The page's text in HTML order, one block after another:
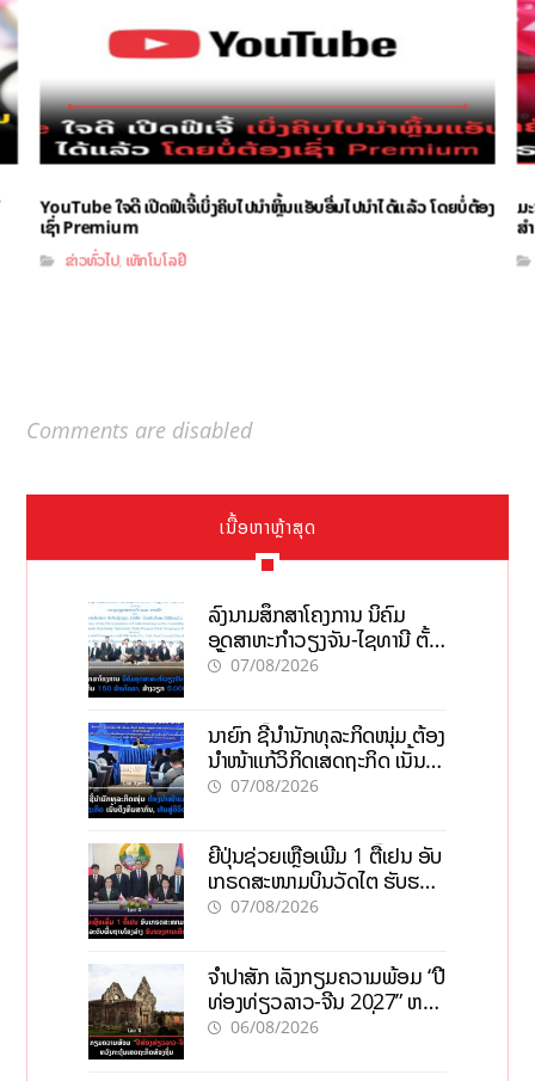
YouTube ໃຈດີ ເປີດຟີເຈີ້ເບິ່ງຄິບໄປນຳຫຼິ້ນແອັບອື່ນໄປນຳໄດ້ແລ້ວ ໂດຍບໍ່ຕ້ອງ
ເຊົ່າ Premium
ຂ່າວທົ່ວໄປ ເທັກໂນໂລຢີ
ມ
ສ
Comments are disabled
ເນື້ອຫາຫຼ້າສຸດ
ລົງນາມສຶກສາໂຄງການ ນິຄົມ
ອຸດສາຫະກຳວຽງຈັນ-ໄຊທານີ ຕັ້ງ
ເປົ້າດຶງທຶນ 150 ລ້ານໂດລາ, ສ້າງ
07/08/2026
ນາຍົກ ຊີ້ນຳນັກທຸລະກິດໜຸ່ມ ຕ້ອງ
ນຳໜ້າແກ້ວິກິດເສດຖະກິດ ເນັ້ນດຶງ
ທຶນສາກົນ, ຫັນສູ່ດິຈິຕອນ
07/08/2026
ຍີ່ປຸ່ນຊ່ວຍເຫຼືອເພີ່ມ 1 ຕື້ເຢນ ອັບ
ເກຣດສະໜາມບິນວັດໄຕ ຮັບຮອງ
ການເຕີບໂຕ
07/08/2026
ຈຳປາສັກ ເລັ່ງກຽມຄວາມພ້ອມ “ປີ
ທ່ອງທ່ຽວລາວ-ຈີນ 2027” ຫວັງ
ກະຕຸ້ນເສດຖະກິດທ້ອງຖິ່ນ
06/08/2026